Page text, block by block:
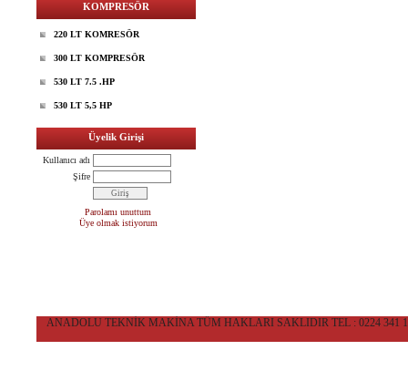
KOMPRESÖR
220 LT KOMRESÖR
300 LT KOMPRESÖR
530 LT 7.5 .HP
530 LT 5,5 HP
Üyelik Girişi
Kullanıcı adı
Şifre
Parolamı unuttum
Üye olmak istiyorum
ANADOLU TEKNİK MAKİNA TÜM HAKLARI SAKLIDIR TEL : 0224 341 10